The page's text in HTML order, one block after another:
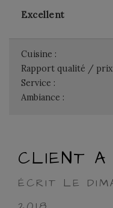
Excellent
Cuisine :
Rapport qualité / prix
Service :
Ambiance :
CLIENT A
ÉCRIT LE